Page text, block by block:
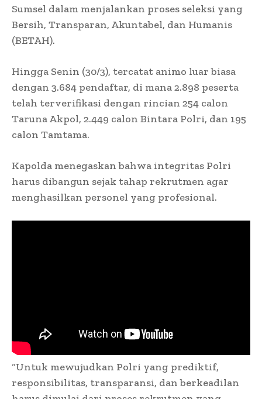
Sumsel dalam menjalankan proses seleksi yang
Bersih, Transparan, Akuntabel, dan Humanis
(BETAH).
Hingga Senin (30/3), tercatat animo luar biasa
dengan 3.684 pendaftar, di mana 2.898 peserta
telah terverifikasi dengan rincian 254 calon
Taruna Akpol, 2.449 calon Bintara Polri, dan 195
calon Tamtama.
Kapolda menegaskan bahwa integritas Polri
harus dibangun sejak tahap rekrutmen agar
menghasilkan personel yang profesional.
“Untuk mewujudkan Polri yang prediktif,
responsibilitas, transparansi, dan berkeadilan